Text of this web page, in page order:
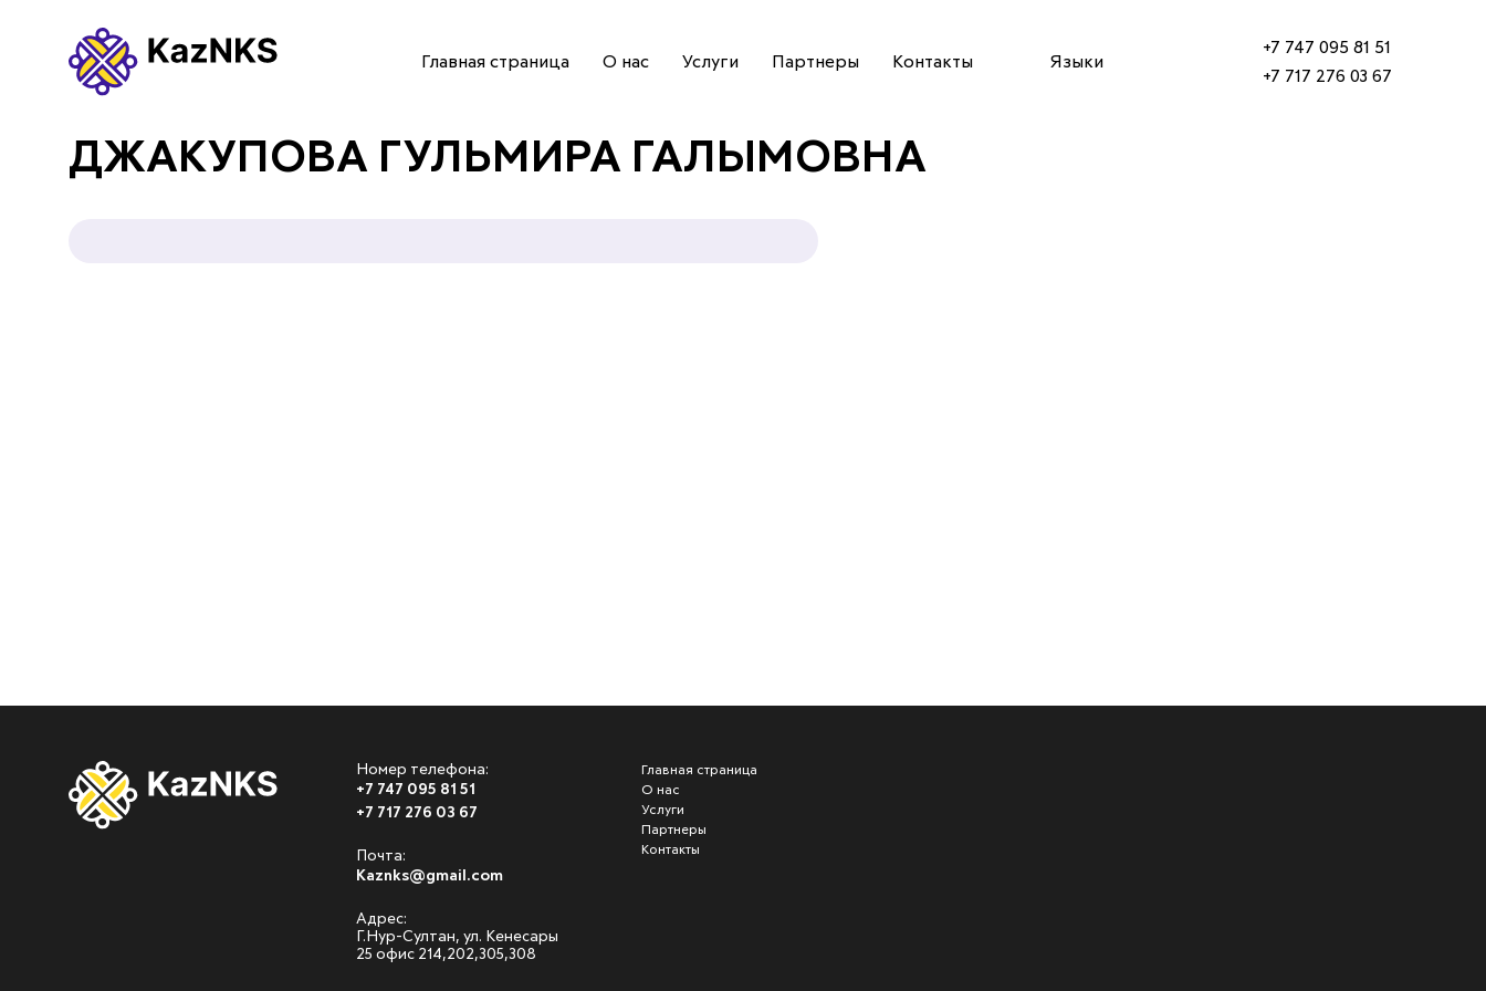
ГЛАВНАЯ СТРАНИЦА
Главная страница О нас Услуги Партнеры Контакты Языки
+7 747 095 81 51
+7 717 276 03 67
ДЖАКУПОВА ГУЛЬМИРА ГАЛЫМОВНА
Номер телефона:
+7 747 095 81 51
+7 717 276 03 67
Почта:
Kaznks@gmail.com
Адрес:
Г.Нур-Султан, ул. Кенесары
25 офис 214,202,305,308
Главная страница
О нас
Услуги
Партнеры
Контакты